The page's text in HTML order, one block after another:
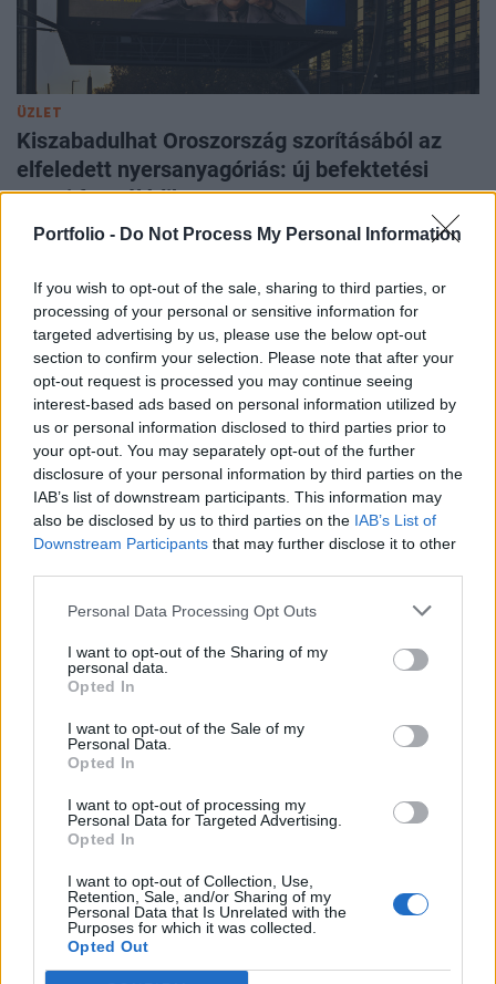
Portfolio - Do Not Process My Personal Information
If you wish to opt-out of the sale, sharing to third parties, or
processing of your personal or sensitive information for
targeted advertising by us, please use the below opt-out
section to confirm your selection. Please note that after your
opt-out request is processed you may continue seeing
interest-based ads based on personal information utilized by
us or personal information disclosed to third parties prior to
your opt-out. You may separately opt-out of the further
disclosure of your personal information by third parties on the
IAB’s list of downstream participants. This information may
also be disclosed by us to third parties on the IAB’s List of
Downstream Participants that may further disclose it to other
Personal Data Processing Opt Outs
I want to opt-out of the Sharing of my
personal data.
Opted In
I want to opt-out of the Sale of my
Personal Data.
Opted In
I want to opt-out of processing my
Personal Data for Targeted Advertising.
Opted In
I want to opt-out of Collection, Use,
Retention, Sale, and/or Sharing of my
Personal Data that Is Unrelated with the
Purposes for which it was collected.
Opted Out
ÜZLET
Kiszabadulhat Oroszország szorításából az
elfeledett nyersanyagóriás: új befektetési
sztori formálódik?
Olcsó részvénypiaccal.
GAZDASÁG
Sehol egy felhő, sehol egy csepp eső: komoly
melegedés kezdődik a friss hajnal után
Átmenetileg még melegebb lesz a hét elején.